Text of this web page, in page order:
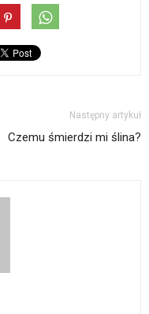
Następny artykuł
Czemu śmierdzi mi ślina?